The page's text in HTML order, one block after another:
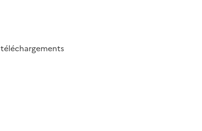
téléchargements